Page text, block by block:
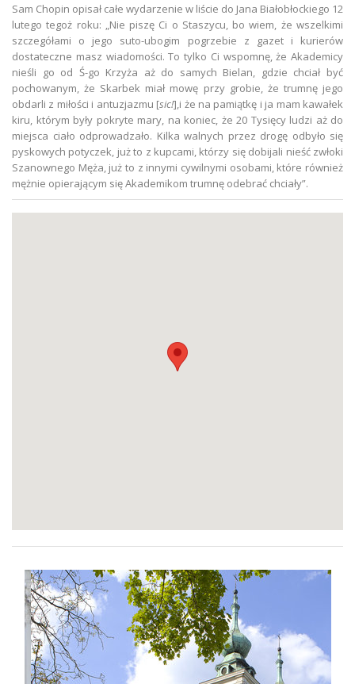
Sam Chopin opisał całe wydarzenie w liście do Jana Białobłockiego 12
lutego tegoż roku: „Nie piszę Ci o Staszycu, bo wiem, że wszelkimi
szczegółami o jego suto-ubogim pogrzebie z gazet i kurierów
dostateczne masz wiadomości. To tylko Ci wspomnę, że Akademicy
nieśli go od Ś-go Krzyża aż do samych Bielan, gdzie chciał być
pochowanym, że Skarbek miał mowę przy grobie, że trumnę jego
obdarli z miłości i antuzjazmu [sic!],i że na pamiątkę i ja mam kawałek
kiru, którym były pokryte mary, na koniec, że 20 Tysięcy ludzi aż do
miejsca ciało odprowadzało. Kilka walnych przez drogę odbyło się
pyskowych potyczek, już to z kupcami, którzy się dobijali nieść zwłoki
Szanownego Męża, już to z innymi cywilnymi osobami, które również
mężnie opierającym się Akademikom trumnę odebrać chciały”.